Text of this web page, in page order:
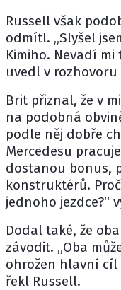
Russell však
odmítl. „Slyšel
Kimiho. Nevadí
uvedl v rozhovoru
Brit přiznal, že v
na podobná
podle něj dobře
Mercedesu
dostanou bonus,
konstruktérů.
jednoho jezdce?“
Dodal také, že
závodit. „Oba
ohrožen hlavní cíl
řekl Russell.